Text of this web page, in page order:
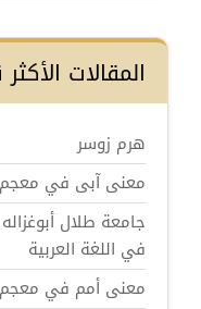
المقالات
هرم زوسر
معنى آبى في معجم
جامعة طلال
في اللغة العربية
معنى أمم في معجم